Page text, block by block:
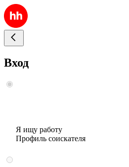
Вход
Я ищу работу
Профиль соискателя